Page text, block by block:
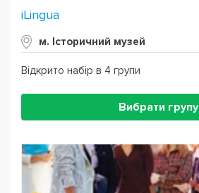
iLingua
м. Історичний музей
Відкрито набір в 4 групи
Вибрати групу